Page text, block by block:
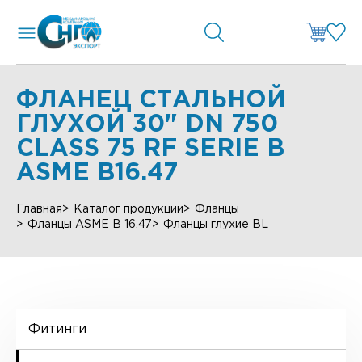
ФЛАНЕЦ СТАЛЬНОЙ
ГЛУХОЙ 30" DN 750
CLASS 75 RF SERIE B
ASME B16.47
Главная Каталог продукции
Фланцы
Фланцы ASME B 16.47
Фланцы глухие BL
Фитинги